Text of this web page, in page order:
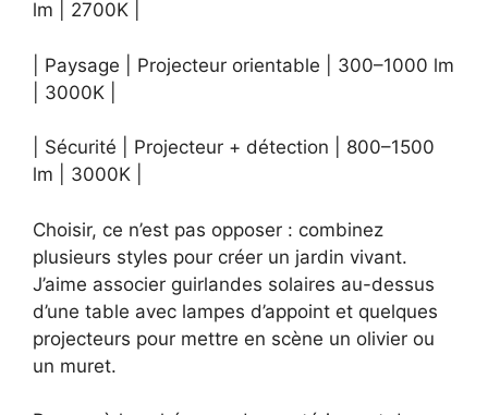
lm | 2700K |
| Paysage | Projecteur orientable | 300–1000 lm
| 3000K |
| Sécurité | Projecteur + détection | 800–1500
lm | 3000K |
Choisir, ce n’est pas opposer : combinez
plusieurs styles pour créer un jardin vivant.
J’aime associer guirlandes solaires au-dessus
d’une table avec lampes d’appoint et quelques
projecteurs pour mettre en scène un olivier ou
un muret.